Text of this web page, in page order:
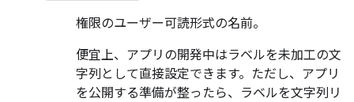
権限のユーザー可読形式の名前。
便宜上、アプリの開発中はラベルを未加工の文
字列として直接設定できます。ただし、アプリ
を公開する準備が整ったら、ラベルを文字列リ